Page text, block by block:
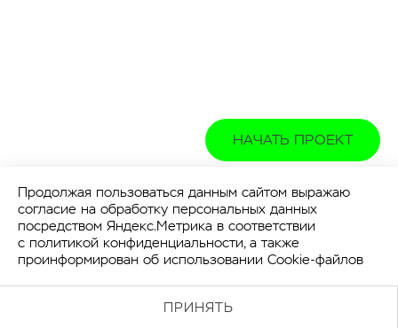
НАЧАТЬ ПРОЕКТ
Продолжая пользоваться данным сайтом выражаю
согласие на обработку персональных данных
посредством Яндекс.Метрика в соответствии
с политикой конфиденциальности, а также
проинформирован об использовании Cookie-файлов
ПРИНЯТЬ